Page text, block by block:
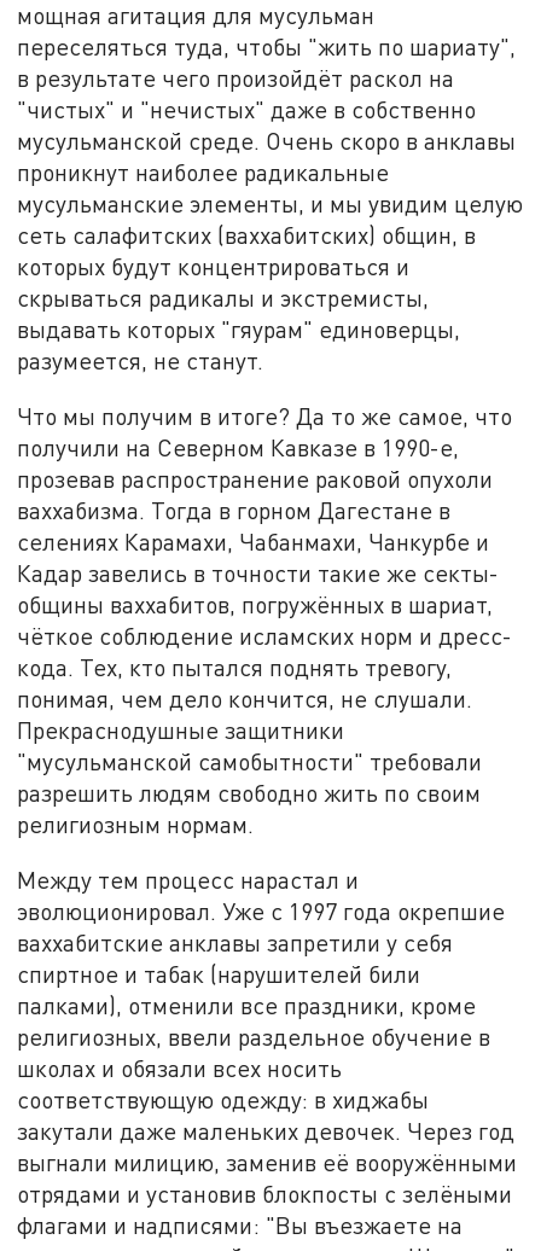
мощная агитация для мусульман
переселяться туда, чтобы "жить по шариату",
в результате чего произойдёт раскол на
"чистых" и "нечистых" даже в собственно
мусульманской среде. Очень скоро в анклавы
проникнут наиболее радикальные
мусульманские элементы, и мы увидим целую
сеть салафитских (ваххабитских) общин, в
которых будут концентрироваться и
скрываться радикалы и экстремисты,
выдавать которых "гяурам" единоверцы,
разумеется, не станут.
Что мы получим в итоге? Да то же самое, что
получили на Северном Кавказе в 1990-е,
прозевав распространение раковой опухоли
ваххабизма. Тогда в горном Дагестане в
селениях Карамахи, Чабанмахи, Чанкурбе и
Кадар завелись в точности такие же секты-
общины ваххабитов, погружённых в шариат,
чёткое соблюдение исламских норм и дресс-
кода. Тех, кто пытался поднять тревогу,
понимая, чем дело кончится, не слушали.
Прекраснодушные защитники
"мусульманской самобытности" требовали
разрешить людям свободно жить по своим
религиозным нормам.
Между тем процесс нарастал и
эволюционировал. Уже с 1997 года окрепшие
ваххабитские анклавы запретили у себя
спиртное и табак (нарушителей били
палками), отменили все праздники, кроме
религиозных, ввели раздельное обучение в
школах и обязали всех носить
соответствующую одежду: в хиджабы
закутали даже маленьких девочек. Через год
выгнали милицию, заменив её вооружёнными
отрядами и установив блокпосты с зелёными
флагами и надписями: "Вы въезжаете на